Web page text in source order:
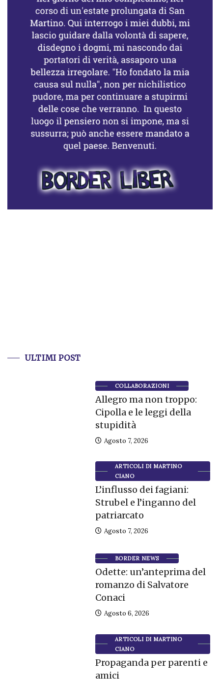
ULTIMI POST
COLLABORAZIONI
Allegro ma non troppo:
Cipolla e le leggi della
stupidità
Agosto 7, 2026
ARTICOLI DI MARTINO
CIANO
L’influsso dei fagiani:
Strubel e l’inganno del
patriarcato
Agosto 7, 2026
BORDER NEWS
Odette: un’anteprima del
romanzo di Salvatore
Conaci
Agosto 6, 2026
ARTICOLI DI MARTINO
CIANO
Propaganda per parenti e
amici